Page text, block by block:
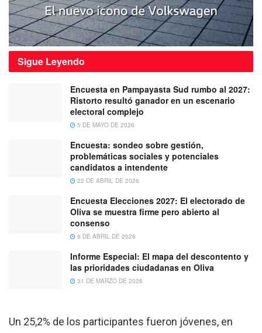
Sigue Leyendo
Encuesta en Pampayasta Sud rumbo al 2027:
Ristorto resultó ganador en un escenario
electoral complejo
5 DE MAYO DE 2026
Encuesta: sondeo sobre gestión,
problemáticas sociales y potenciales
candidatos a intendente
22 DE ABRIL DE 2026
Encuesta Elecciones 2027: El electorado de
Oliva se muestra firme pero abierto al
consenso
6 DE ABRIL DE 2026
Informe Especial: El mapa del descontento y
las prioridades ciudadanas en Oliva
31 DE MARZO DE 2026
Un 25,2% de los participantes fueron jóvenes, en